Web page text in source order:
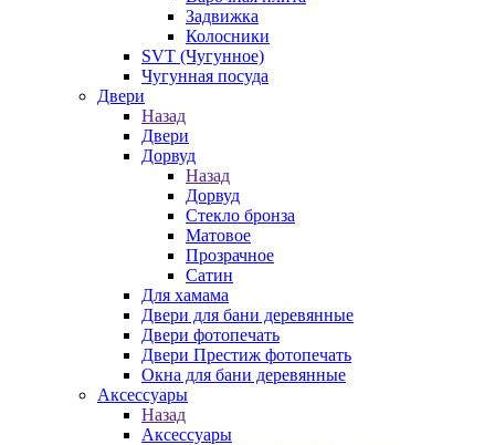
Задвижка
Колосники
SVT (Чугунное)
Чугунная посуда
Двери
Назад
Двери
Дорвуд
Назад
Дорвуд
Стекло бронза
Матовое
Прозрачное
Сатин
Для хамама
Двери для бани деревянные
Двери фотопечать
Двери Престиж фотопечать
Окна для бани деревянные
Аксессуары
Назад
Аксессуары